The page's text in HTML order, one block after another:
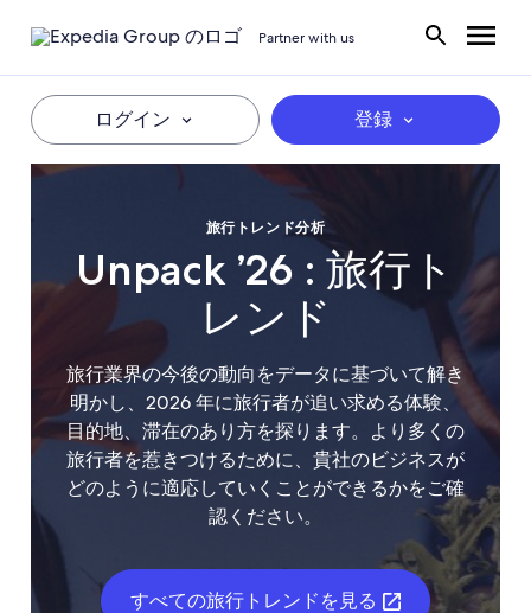
Partner with us
ログイン 登録
旅行トレンド分析
Unpack ’26 : 旅行ト
レンド
旅行業界の今後の動向をデータに基づいて解き
明かし、2026 年に旅行者が追い求める体験、
目的地、滞在のあり方を探ります。より多くの
旅行者を惹きつけるために、貴社のビジネスが
どのように適応していくことができるかをご確
認ください。
すべての旅行トレンドを見る